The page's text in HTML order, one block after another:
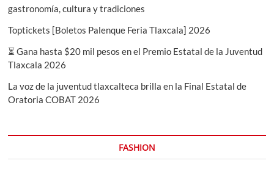
gastronomía, cultura y tradiciones
Toptickets [Boletos Palenque Feria Tlaxcala] 2026
⏳ Gana hasta $20 mil pesos en el Premio Estatal de la Juventud
Tlaxcala 2026
La voz de la juventud tlaxcalteca brilla en la Final Estatal de
Oratoria COBAT 2026
FASHION